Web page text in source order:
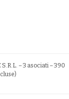
– 3 asociati – 390